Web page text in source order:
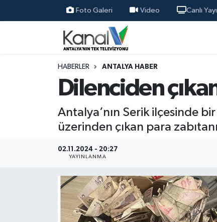
Foto Galeri Video Canlı
HABERLER ANTALYA HABER
Dilenciden
Antalya’nın Serik ilçesinde
üzerinden çıkan para
02.11.2024 - 20:27
YAYINLANMA
Ana Haber
Antalya Haber
Günün Manşetleri
Haber Kuşakları
Nöbetçi Eczaneler
Hava Durumu
Trafik Durumu
Süper Lig Puan Durumu ve Fikstür
Haber Arşivi